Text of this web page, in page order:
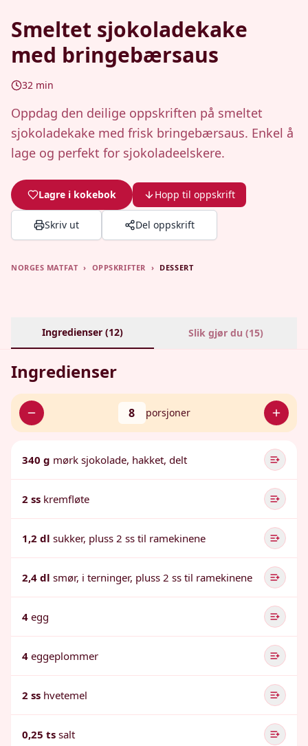
Smeltet sjokoladekake
med bringebærsaus
32 min
Oppdag den deilige oppskriften på smeltet
sjokoladekake med frisk bringebærsaus. Enkel å
lage og perfekt for sjokoladeelskere.
Lagre i kokebok Hopp til oppskrift
Skriv ut Del oppskrift
NORGES MATFAT › OPPSKRIFTER › DESSERT
Ingredienser (12) Slik gjør du (15)
Ingredienser
8 porsjoner
340 g mørk sjokolade, hakket, delt
2 ss kremfløte
1,2 dl sukker, pluss 2 ss til ramekinene
2,4 dl smør, i terninger, pluss 2 ss til ramekinene
4 egg
4 eggeplommer
2 ss hvetemel
0,25 ts salt